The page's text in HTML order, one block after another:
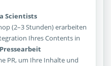
Scientists
(2–3 Stunden) erarbeiten
Ihres Contents in
PR, um Ihre Inhalte und